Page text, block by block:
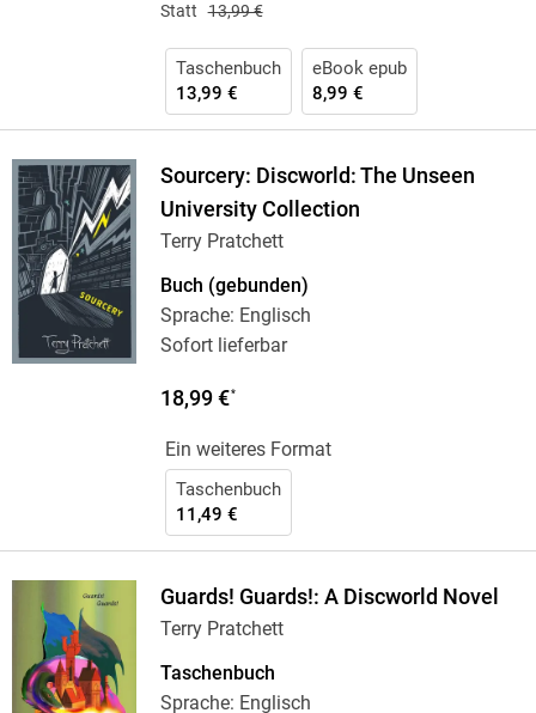
Statt 13,99 €
Taschenbuch
13,99 €
eBook epub
8,99 €
Sourcery: Discworld: The Unseen
University Collection
Terry Pratchett
Buch (gebunden)
Sprache: Englisch
Sofort lieferbar
18,99 €*
Ein weiteres Format
Taschenbuch
11,49 €
Guards! Guards!: A Discworld Novel
Terry Pratchett
Taschenbuch
Sprache: Englisch